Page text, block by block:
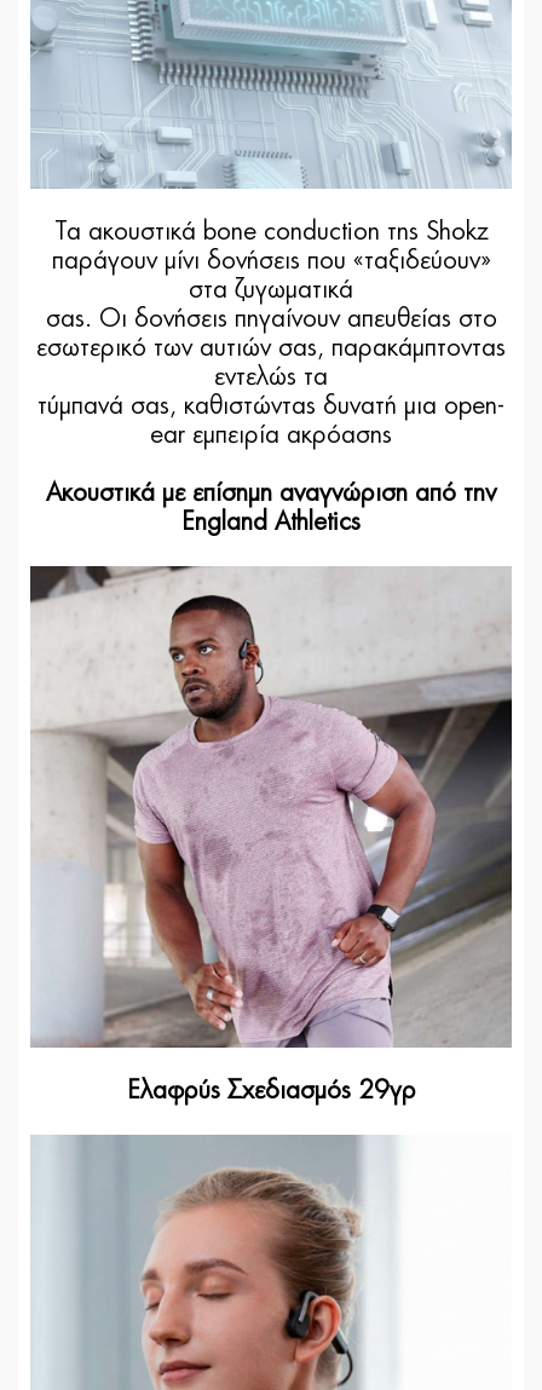
Τα ακουστικά bone conduction της Shokz
παράγουν μίνι δονήσεις που «ταξιδεύουν»
στα ζυγωματικά
σας. Οι δονήσεις πηγαίνουν απευθείας στο
εσωτερικό των αυτιών σας, παρακάμπτοντας
εντελώς τα
τύμπανά σας, καθιστώντας δυνατή μια open-
ear εμπειρία ακρόασης
Ακουστικά με επίσημη αναγνώριση από την
England Athletics
Ελαφρύς Σχεδιασμός 29γρ